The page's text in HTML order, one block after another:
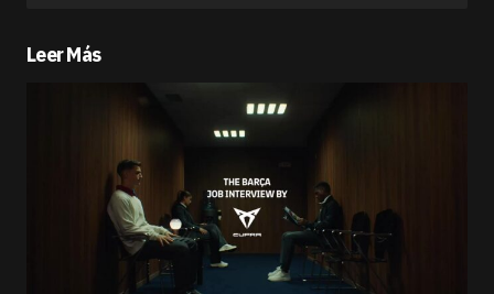
Leer Más